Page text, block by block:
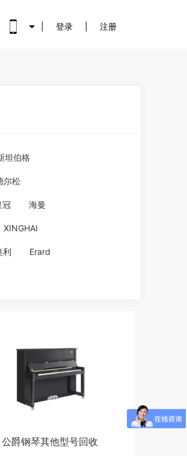
登录 注册
坦伯格
尔松
冠 海曼
XINGHAI
利 Erard
公爵钢琴其他型号回收